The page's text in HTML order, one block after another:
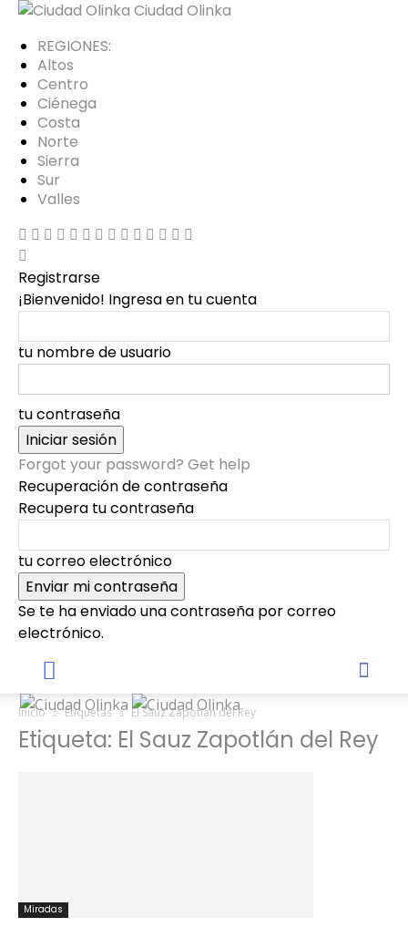
Ciudad Olinka
REGIONES:
Altos
Centro
Ciénega
Costa
Norte
Sierra
Sur
Valles
Registrarse
¡Bienvenido! Ingresa en tu cuenta
tu nombre de usuario
tu contraseña
Forgot your password? Get help
Recuperación de contraseña
Recupera tu contraseña
tu correo electrónico
Se te ha enviado una contraseña por correo
electrónico.
Inicio Etiquetas El Sauz Zapotlán del Rey
Etiqueta: El Sauz Zapotlán del Rey
Miradas